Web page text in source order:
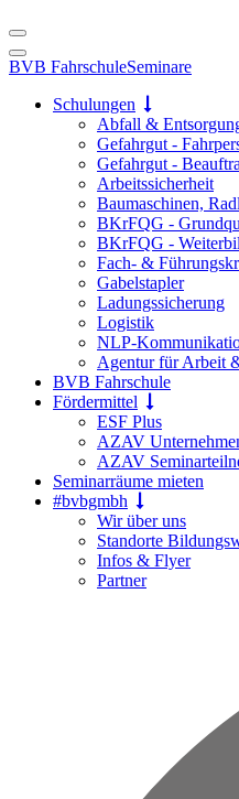
BVB FahrschuleSeminare
Schulungen
Abfall &
Gefahrgut -
Gefahrgut -
Arbeitssicherheit
Baumaschinen,
BKrFQG -
BKrFQG -
Fach- &
Gabelstapler
Ladungssicherung
Logistik
NLP-
Agentur für Arbeit
BVB Fahrschule
Fördermittel
ESF Plus
AZAV
AZAV
Seminarräume mieten
#bvbgmbh
Wir über uns
Standorte
Infos & Flyer
Partner